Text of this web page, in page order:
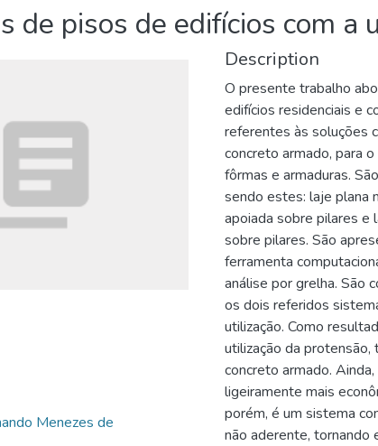
de pisos de edifícios com
Menezes de
Description
O presente trabalho
edifícios residenciais e
referentes às soluções
concreto armado, para
fôrmas e armaduras.
sendo estes: laje plana
apoiada sobre pilares e
sobre pilares. São
ferramenta
análise por grelha. São
os dois referidos
utilização. Como
utilização da
concreto armado.
ligeiramente mais
porém, é um sistema
não aderente, tornando